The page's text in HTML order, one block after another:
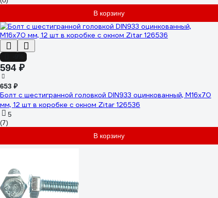
В корзину
594 ₽
653 ₽
Болт с шестигранной головкой DIN933 оцинкованный, М16x70
мм, 12 шт в коробке с окном Zitar 126536
5
(7)
В корзину